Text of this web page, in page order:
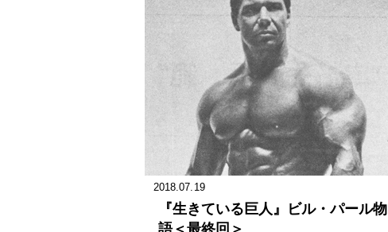
2018.07.19
『生きている巨人』ビル・パール物